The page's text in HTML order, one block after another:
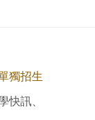
獨招生
快訊、